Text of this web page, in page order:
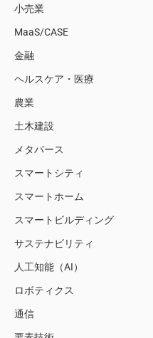
小売業
MaaS/CASE
金融
ヘルスケア・医療
農業
土木建設
メタバース
スマートシティ
スマートホーム
スマートビルディング
サステナビリティ
人工知能（AI）
ロボティクス
通信